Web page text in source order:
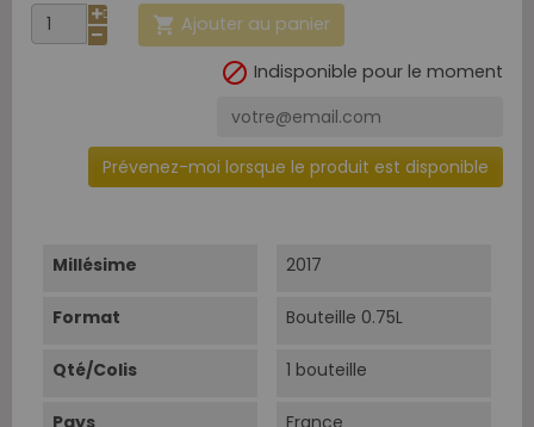
 Ajouter au panier
 Indisponible pour le moment
Prévenez-moi lorsque le produit est disponible
Millésime 2017
Format Bouteille 0.75L
Qté/Colis 1 bouteille